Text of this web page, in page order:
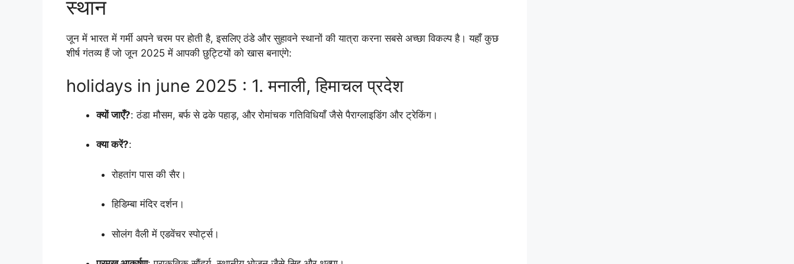
स्थान
जून में भारत में गर्मी अपने चरम पर होती है, इसलिए ठंडे और सुहावने स्थानों की यात्रा करना सबसे अच्छा विकल्प है। यहाँ कुछ
शीर्ष गंतव्य हैं जो जून 2025 में आपकी छुट्टियों को खास बनाएंगे:
holidays in june 2025 : 1. मनाली, हिमाचल प्रदेश
क्यों जाएँ?: ठंडा मौसम, बर्फ से ढके पहाड़, और रोमांचक गतिविधियाँ जैसे पैराग्लाइडिंग और ट्रेकिंग।
क्या करें?:
रोहतांग पास की सैर।
हिडिम्बा मंदिर दर्शन।
सोलंग वैली में एडवेंचर स्पोर्ट्स।